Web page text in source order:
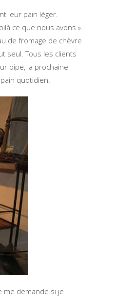
leur pain léger.
ce que nous avons ».
de fromage de chèvre
seul. Tous les clients
bipe, la prochaine
quotidien.
me demande si je